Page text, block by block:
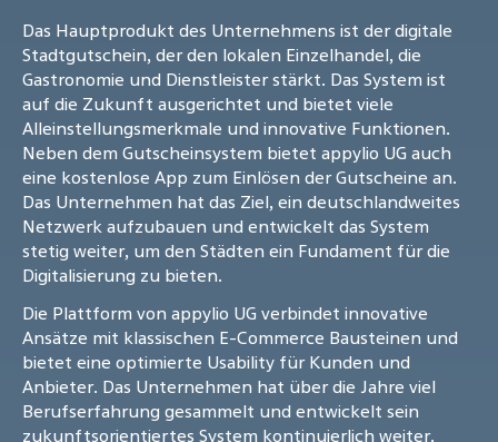
Das Hauptprodukt des Unternehmens ist der digitale
Stadtgutschein, der den lokalen Einzelhandel, die
Gastronomie und Dienstleister stärkt. Das System ist
auf die Zukunft ausgerichtet und bietet viele
Alleinstellungsmerkmale und innovative Funktionen.
Neben dem Gutscheinsystem bietet appylio UG auch
eine kostenlose App zum Einlösen der Gutscheine an.
Das Unternehmen hat das Ziel, ein deutschlandweites
Netzwerk aufzubauen und entwickelt das System
stetig weiter, um den Städten ein Fundament für die
Digitalisierung zu bieten.
Die Plattform von appylio UG verbindet innovative
Ansätze mit klassischen E-Commerce Bausteinen und
bietet eine optimierte Usability für Kunden und
Anbieter. Das Unternehmen hat über die Jahre viel
Berufserfahrung gesammelt und entwickelt sein
zukunftsorientiertes System kontinuierlich weiter.